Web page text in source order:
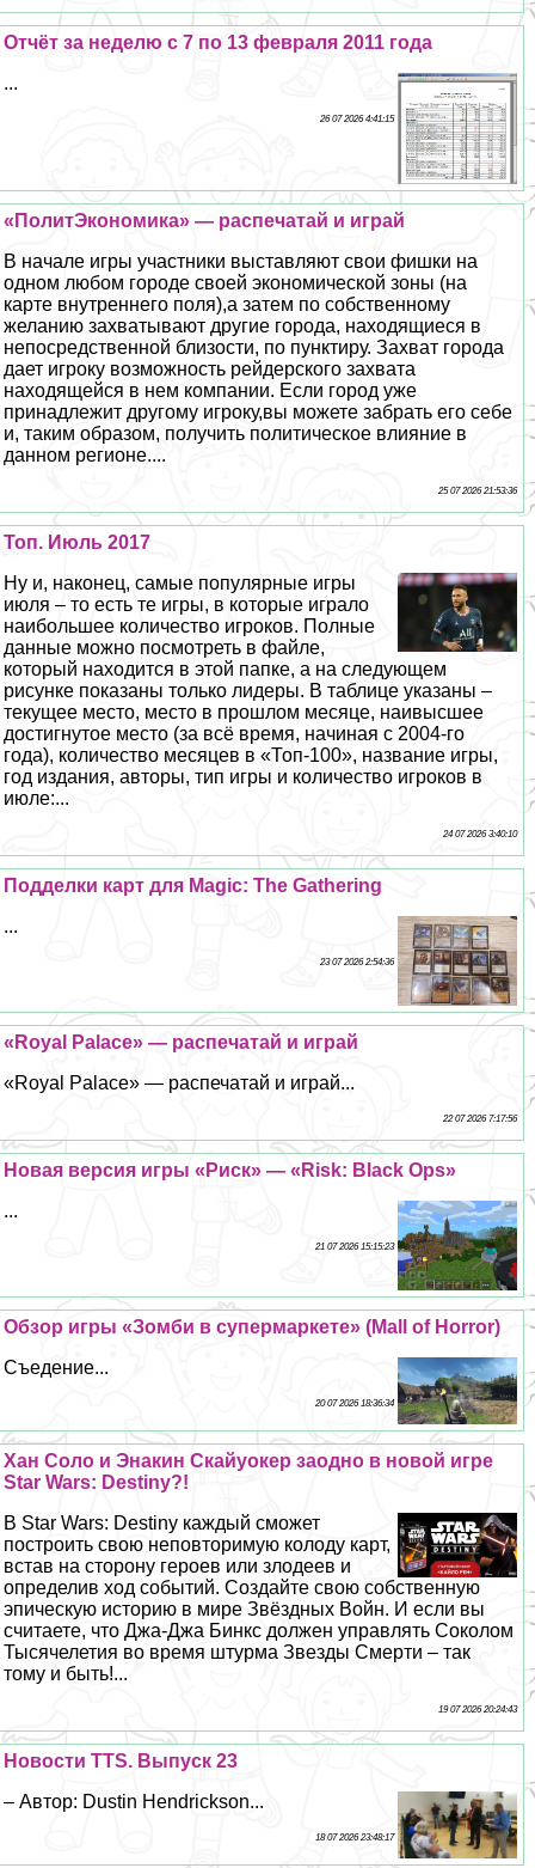
Отчёт за неделю с 7 по 13 февраля 2011 года
...
26 07 2026 4:41:15
«ПолитЭкономика» — распечатай и играй
В начале игры участники выставляют свои фишки на
одном любом городе своей экономической зоны (на
карте внутреннего поля),а затем по собственному
желанию захватывают другие города, находящиеся в
непосредственной близости, по пунктиру. Захват города
дает игроку возможность рейдерского захвата
находящейся в нем компании. Если город уже
принадлежит другому игроку,вы можете забрать его себе
и, таким образом, получить политическое влияние в
данном регионе....
25 07 2026 21:53:36
Топ. Июль 2017
Ну и, наконец, самые популярные игры
июля – то есть те игры, в которые играло
наибольшее количество игроков. Полные
данные можно посмотреть в файле,
который находится в этой папке, а на следующем
рисунке показаны только лидеры. В таблице указаны –
текущее место, место в прошлом месяце, наивысшее
достигнутое место (за всё время, начиная с 2004-го
года), количество месяцев в «Топ-100», название игры,
год издания, авторы, тип игры и количество игроков в
июле:...
24 07 2026 3:40:10
Подделки карт для Magic: The Gathering
...
23 07 2026 2:54:36
«Royal Palace» — распечатай и играй
«Royal Palace» — распечатай и играй...
22 07 2026 7:17:56
Новая версия игры «Риск» — «Risk: Black Ops»
...
21 07 2026 15:15:23
Обзор игры «Зомби в супермаркете» (Mall of Horror)
Съедение...
20 07 2026 18:36:34
Хан Соло и Энакин Скайуокер заодно в новой игре
Star Wars: Destiny?!
В Star Wars: Destiny каждый сможет
построить свою неповторимую колоду карт,
встав на сторону героев или злодеев и
определив ход событий. Создайте свою собственную
эпическую историю в мире Звёздных Войн. И если вы
считаете, что Джа-Джа Бинкс должен управлять Соколом
Тысячелетия во время штурма Звезды Cмepти – так
тому и быть!...
19 07 2026 20:24:43
Новости TTS. Выпуск 23
– Автор: Dustin Hendrickson...
18 07 2026 23:48:17